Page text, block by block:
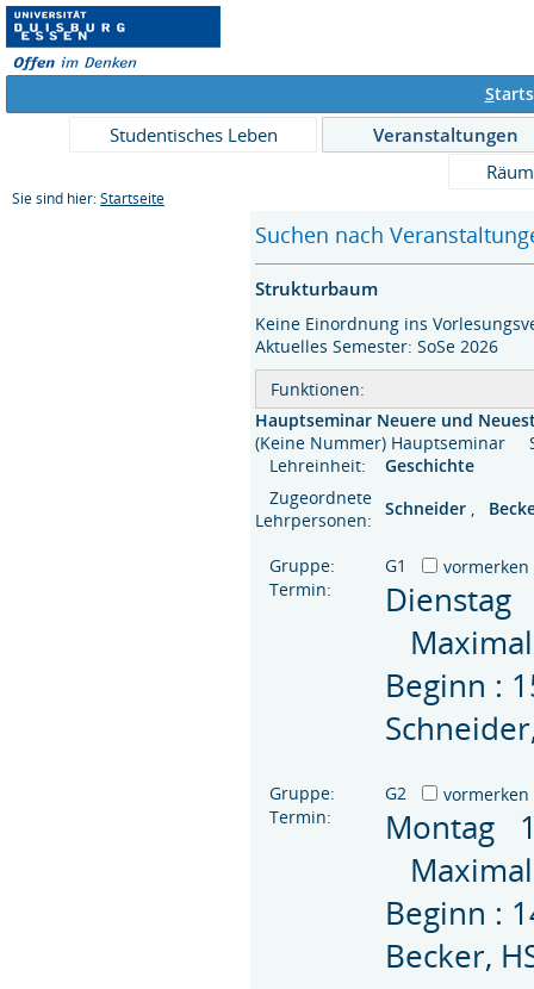
S
Studentisches Leben
Veranstaltungen
Sie sind hier: Startseite
Suchen nach
Strukturbaum
Keine Einordnung ins
Aktuelles Semester: SoSe 2026
Funktionen:
Hauptseminar Neuere und
(Keine Nummer)
Lehreinheit:
Geschichte
Zugeordnete
Lehrpersonen:
Schneider
Gruppe: G1
vormerken
Termin:
Beginn :
Gruppe: G2
vormerken
Termin:
Montag
Beginn :
Becker,